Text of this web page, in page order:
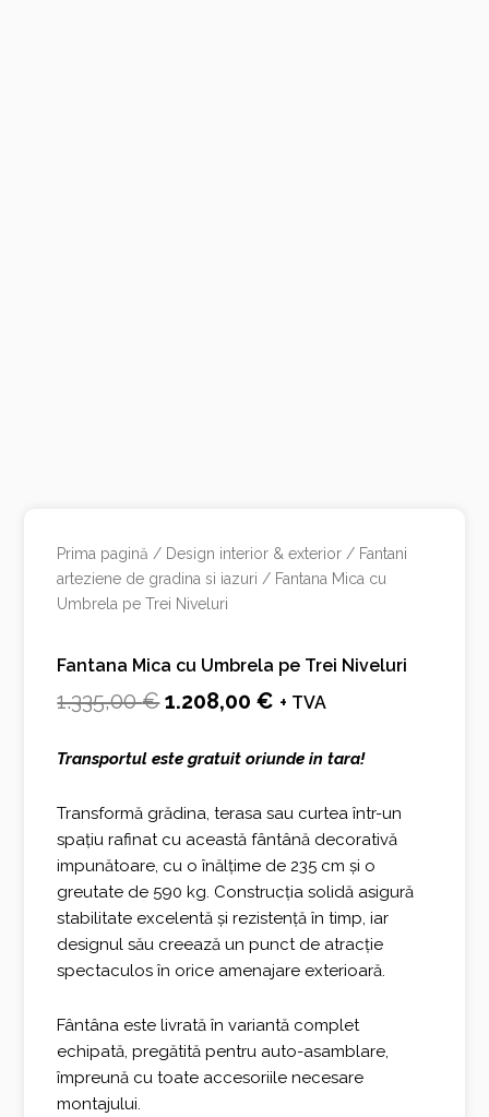
Prima pagină / Design interior & exterior / Fantani
arteziene de gradina si iazuri / Fantana Mica cu
Umbrela pe Trei Niveluri
Fantana Mica cu Umbrela pe Trei Niveluri
1.335,00€Prețul
a
fost:
1.335,00 €.
1.208,00€ Prețul
este:
1.208,00 €.
+ TVA
Transportul este gratuit oriunde in tara!
Transformă grădina, terasa sau curtea într-un
spațiu rafinat cu această fântână decorativă
impunătoare, cu o înălțime de 235 cm și o
greutate de 590 kg. Construcția solidă asigură
stabilitate excelentă și rezistență în timp, iar
designul său creează un punct de atracție
spectaculos în orice amenajare exterioară.
Fântâna este livrată în variantă complet
echipată, pregătită pentru auto-asamblare,
împreună cu toate accesoriile necesare
montajului.